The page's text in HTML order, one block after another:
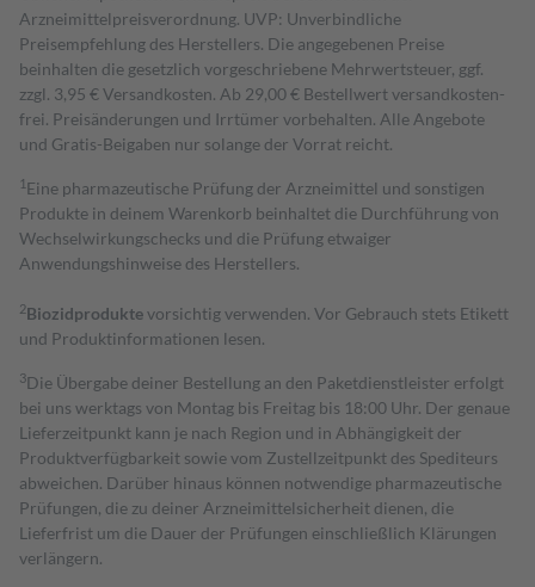
Arzneimittelpreisverordnung. UVP: Unverbindliche
Preisempfehlung des Herstellers. Die angegebenen Preise
beinhalten die gesetzlich vorgeschriebene Mehrwertsteuer, ggf.
zzgl. 3,95 € Versandkosten. Ab 29,00 € Bestell­wert versand­kosten­
frei. Preisänderungen und Irrtümer vorbehalten. Alle Angebote
und Gratis-Beigaben nur solange der Vorrat reicht.
1 Eine pharmazeutische Prüfung der Arzneimittel und sonstigen
Produkte in deinem Warenkorb beinhaltet die Durchführung von
Wechselwirkungschecks und die Prüfung etwaiger
Anwendungshinweise des Herstellers.
2Biozidproduktevorsichtig verwenden. Vor Gebrauch stets Etikett
und Produktinformationen lesen.
3Die Übergabe deiner Bestellung an den Paketdienstleister erfolgt
bei uns werktags von Montag bis Freitag bis 18:00 Uhr. Der genaue
Lieferzeitpunkt kann je nach Region und in Abhängigkeit der
Produktverfügbarkeit sowie vom Zustellzeitpunkt des Spediteurs
abweichen. Darüber hinaus können notwendige pharmazeutische
Prüfungen, die zu deiner Arzneimittelsicherheit dienen, die
Lieferfrist um die Dauer der Prüfungen einschließlich Klärungen
verlängern.